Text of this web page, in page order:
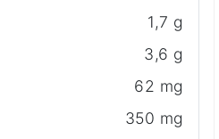
1,7 g
3,6 g
62 mg
350 mg